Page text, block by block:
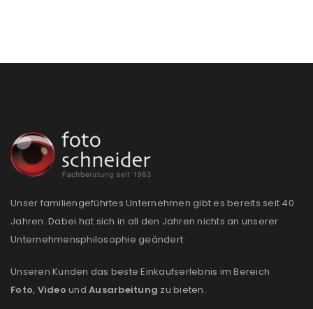
Ja, ich möchte ein Kundenkonto eröffnen und
akzeptiere die
Datenschutzerklärung
Unser familiengeführtes Unternehmen gibt es bereits seit 40
Jahren. Dabei hat sich in all den Jahren nichts an unserer
Unternehmensphilosophie geändert:
Unseren Kunden das beste Einkaufserlebnis im Bereich
Foto, Video und Ausarbeitung zu bieten.